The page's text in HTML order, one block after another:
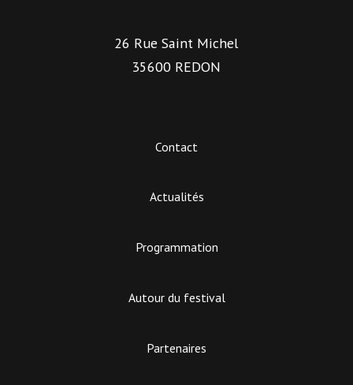
26 Rue Saint Michel
35600 REDON
Contact
Actualités
Programmation
Autour du festival
Partenaires